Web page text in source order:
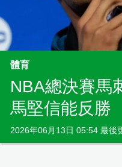
體育
NBA總決賽馬
馬堅信能反勝
2026年06月13日 05:54 最後